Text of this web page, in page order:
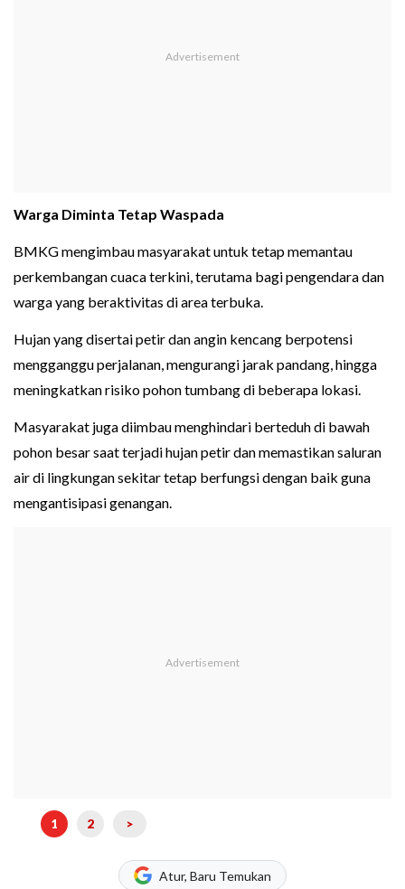
Warga Diminta Tetap Waspada
BMKG mengimbau masyarakat untuk tetap memantau
perkembangan cuaca terkini, terutama bagi pengendara dan
warga yang beraktivitas di area terbuka.
Hujan yang disertai petir dan angin kencang berpotensi
mengganggu perjalanan, mengurangi jarak pandang, hingga
meningkatkan risiko pohon tumbang di beberapa lokasi.
Masyarakat juga diimbau menghindari berteduh di bawah
pohon besar saat terjadi hujan petir dan memastikan saluran
air di lingkungan sekitar tetap berfungsi dengan baik guna
mengantisipasi genangan.
1 2 >
Atur, Baru Temukan